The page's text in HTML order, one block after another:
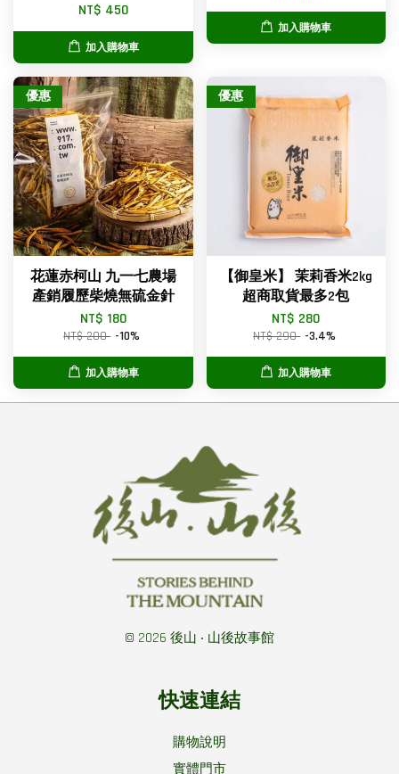
NT$ 450
加入購物車
加入購物車
優惠
花蓮赤柯山 九一七農場
產銷履歷柴燒無硫金針
NT$ 180
NT$ 200 -10%
加入購物車
優惠
【御皇米】 茉莉香米2kg
超商取貨最多2包
NT$ 280
NT$ 290 -3.4%
加入購物車
© 2026 後山 ‧ 山後故事館
快速連結
購物說明
實體門市